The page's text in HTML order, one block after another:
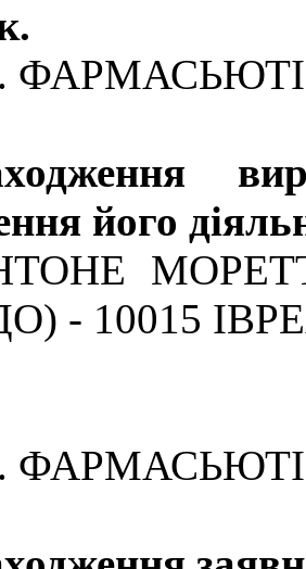
його
- 10015